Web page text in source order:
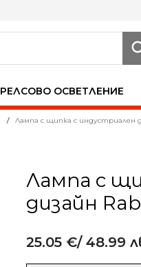
РЕЛСОВО ОСВЕТЛЕНИЕ
Лампа с щипка с индустриален
Лампа с
дизайн
25.05 €/ 48.99